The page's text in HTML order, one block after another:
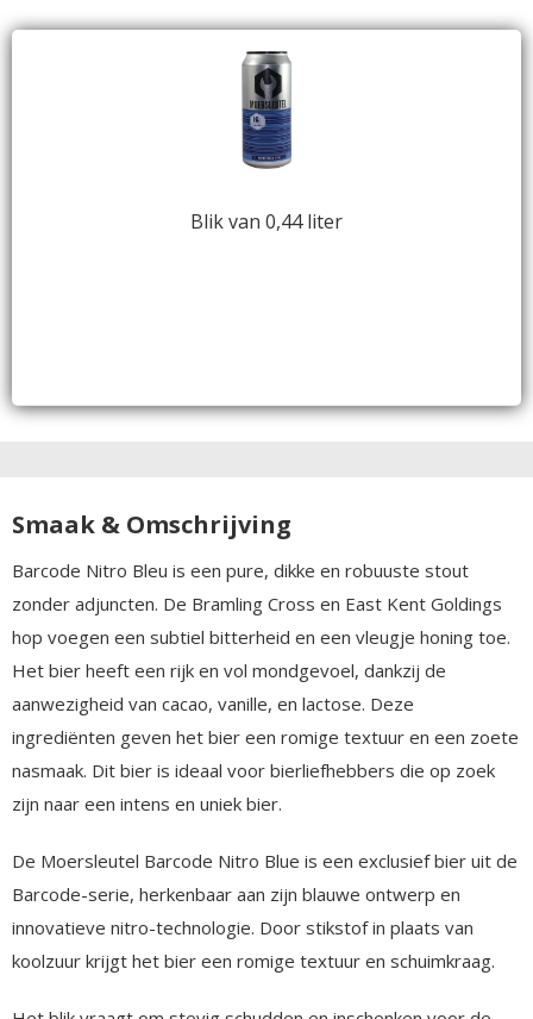
Blik van 0,44 liter
Smaak & Omschrijving
Barcode Nitro Bleu is een pure, dikke en robuuste stout
zonder adjuncten. De Bramling Cross en East Kent Goldings
hop voegen een subtiel bitterheid en een vleugje honing toe.
Het bier heeft een rijk en vol mondgevoel, dankzij de
aanwezigheid van cacao, vanille, en lactose. Deze
ingrediënten geven het bier een romige textuur en een zoete
nasmaak. Dit bier is ideaal voor bierliefhebbers die op zoek
zijn naar een intens en uniek bier.
De Moersleutel Barcode Nitro Blue is een exclusief bier uit de
Barcode-serie, herkenbaar aan zijn blauwe ontwerp en
innovatieve nitro-technologie. Door stikstof in plaats van
koolzuur krijgt het bier een romige textuur en schuimkraag.